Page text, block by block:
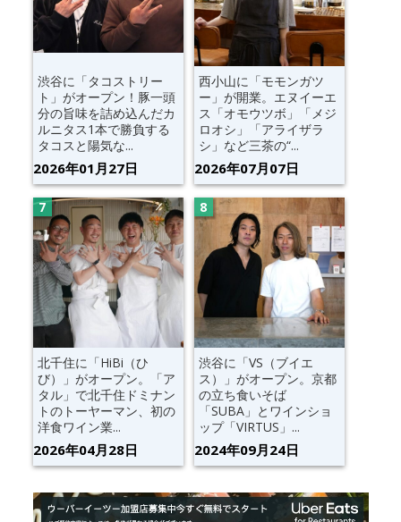
渋谷に「タコストリー
ト」がオープン！豚一頭
分の旨味を詰め込んだカ
ルニタス1本で勝負する
タコスと陽気な...
2026年01月27日
西小山に「モモンガツ
ー」が開業。エヌイーエ
ス「オモウツボ」「メジ
ロオシ」「アライザラ
シ」など三茶の“...
2026年07月07日
北千住に「HiBi（ひ
び）」がオープン。「ア
タル」で北千住ドミナン
トのトーヤーマン、初の
洋食ワイン業...
2026年04月28日
渋谷に「VS（ブイエ
ス）」がオープン。京都
の立ち食いそば
「SUBA」とワインショ
ップ「VIRTUS」...
2024年09月24日